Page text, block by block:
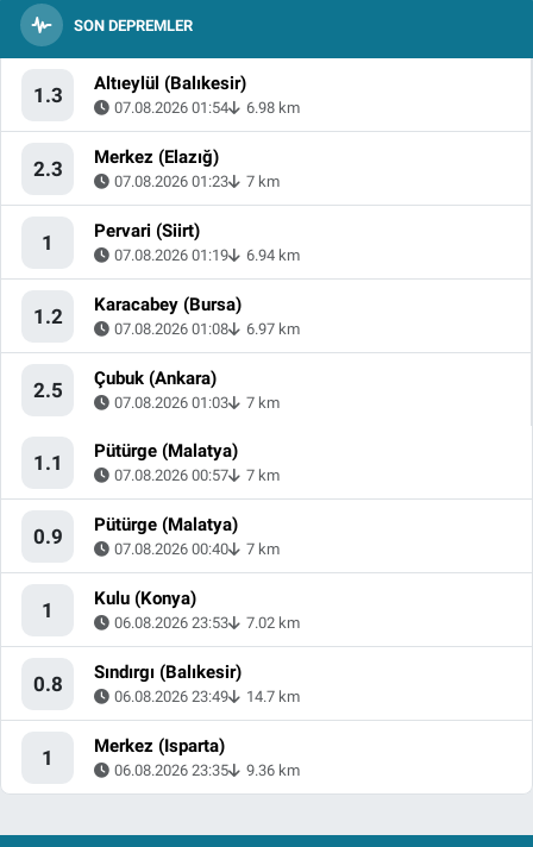
SON DEPREMLER
1.3 Altıeylül (Balıkesir)
07.08.2026 01:54 6.98 km
2.3 Merkez (Elazığ)
07.08.2026 01:23 7 km
1 Pervari (Siirt)
07.08.2026 01:19 6.94 km
1.2 Karacabey (Bursa)
07.08.2026 01:08 6.97 km
2.5 Çubuk (Ankara)
07.08.2026 01:03 7 km
1.1 Pütürge (Malatya)
07.08.2026 00:57 7 km
0.9 Pütürge (Malatya)
07.08.2026 00:40 7 km
1 Kulu (Konya)
06.08.2026 23:53 7.02 km
0.8 Sındırgı (Balıkesir)
06.08.2026 23:49 14.7 km
1 Merkez (Isparta)
06.08.2026 23:35 9.36 km